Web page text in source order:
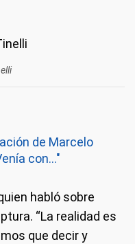
de Marcelo
con..."
habló sobre
“La realidad es
que decir y